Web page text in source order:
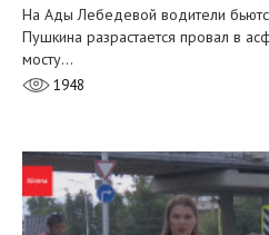
На Ады Лебедевой водители
Пушкина разрастается провал в
мосту…
1948